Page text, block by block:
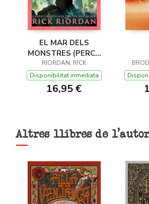
EL MAR DELS
MONSTRES (PERCY
JACKSON I ELS DÉUS
DE L'OLIMP 2)
RIORDAN, RICK
Disponibilitat inmediata
16,95 €
Altres llibres de l'autor